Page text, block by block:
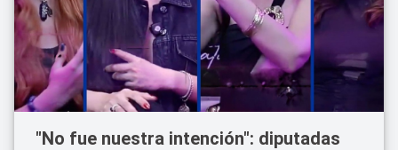
"No fue nuestra intención": diputadas